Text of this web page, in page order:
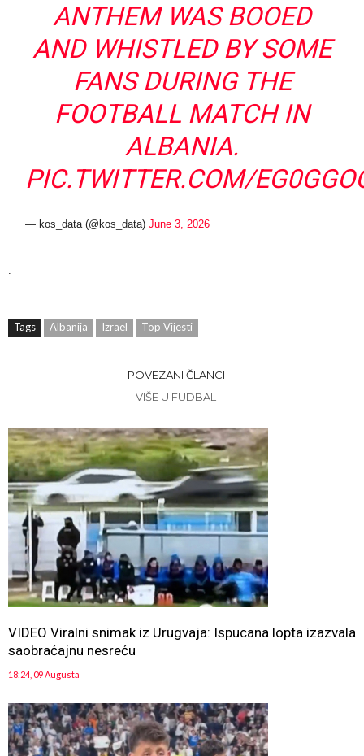
ANTHEM WAS BOOED
AND WHISTLED BY SOME
FANS DURING THE
FOOTBALL MATCH IN
ALBANIA.
PIC.TWITTER.COM/
— kos_data (@kos_data)June 3, 2026
.
Tags Albanija Izrael Top Vijesti
POVEZANI ČLANCI
VIŠE U FUDBAL
VIDEO Viralni snimak iz Urugvaja: Ispucana lopta izazvala
saobraćajnu nesreću
18:24, 09 Augusta